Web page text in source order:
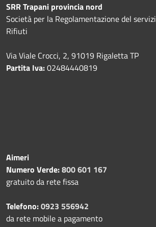
SRR Trapani provincia nord
Società per la Regolamentazione del
Rifiuti
Via Viale Crocci, 2, 91019 Rigaletta TP
Partita Iva:02484440819
Aimeri
Numero Verde:800 601 167
gratuito da rete fissa
Telefono:0923 556942
da rete mobile a pagamento